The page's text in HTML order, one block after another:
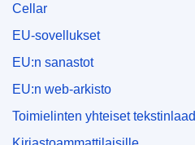
Cellar
EU-sovellukset
EU:n sanastot
EU:n web-arkisto
Toimielinten yhteiset